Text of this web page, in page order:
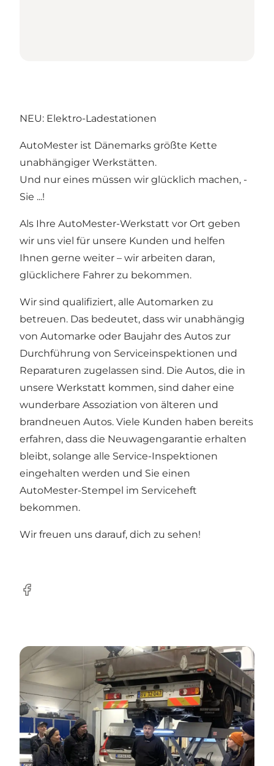
NEU: Elektro-Ladestationen
AutoMester ist Dänemarks größte Kette
unabhängiger Werkstätten.
Und nur eines müssen wir glücklich machen, -
Sie ...!
Als Ihre AutoMester-Werkstatt vor Ort geben
wir uns viel für unsere Kunden und helfen
Ihnen gerne weiter – wir arbeiten daran,
glücklichere Fahrer zu bekommen.
Wir sind qualifiziert, alle Automarken zu
betreuen. Das bedeutet, dass wir unabhängig
von Automarke oder Baujahr des Autos zur
Durchführung von Serviceinspektionen und
Reparaturen zugelassen sind. Die Autos, die in
unsere Werkstatt kommen, sind daher eine
wunderbare Assoziation von älteren und
brandneuen Autos. Viele Kunden haben bereits
erfahren, dass die Neuwagengarantie erhalten
bleibt, solange alle Service-Inspektionen
eingehalten werden und Sie einen
AutoMester-Stempel im Serviceheft
bekommen.
Wir freuen uns darauf, dich zu sehen!
Facebook